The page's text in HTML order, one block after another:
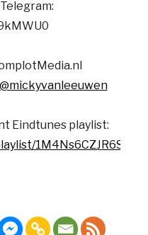
Eindtunes playlist: